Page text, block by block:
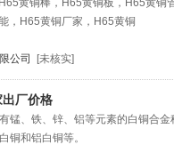
黄铜棒，H65黄铜板，H65黄
，H65黄铜厂家，H65黄铜
公司
[未核实]
厂价格
锰、铁、锌、铝等元素的白铜合
铜和铝白铜等。